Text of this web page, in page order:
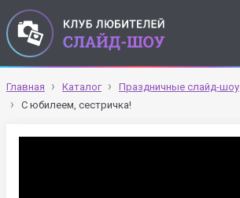
Главная Каталог
Праздничные слайд-шоу
С юбилеем, сестричка!